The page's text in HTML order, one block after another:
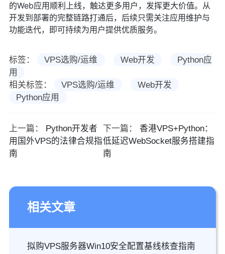
的Web应用顺利上线，触达更多用户，发挥更大价值。从
开发到部署的完整链路打通后，后续只需关注应用维护与
功能迭代，即可持续为用户提供优质服务。
标签： VPS选购/运维 Web开发
Python应
用
相关标签：
VPS选购/运维
Web开发
Python应用
上一篇：
Python开发者
用国外VPS的法律合规指
南
下一篇：
香港VPS+Python：
低延迟WebSocket服务搭建指
南
相关文章
拟购VPS服务器Win10安全配置基线核查指南